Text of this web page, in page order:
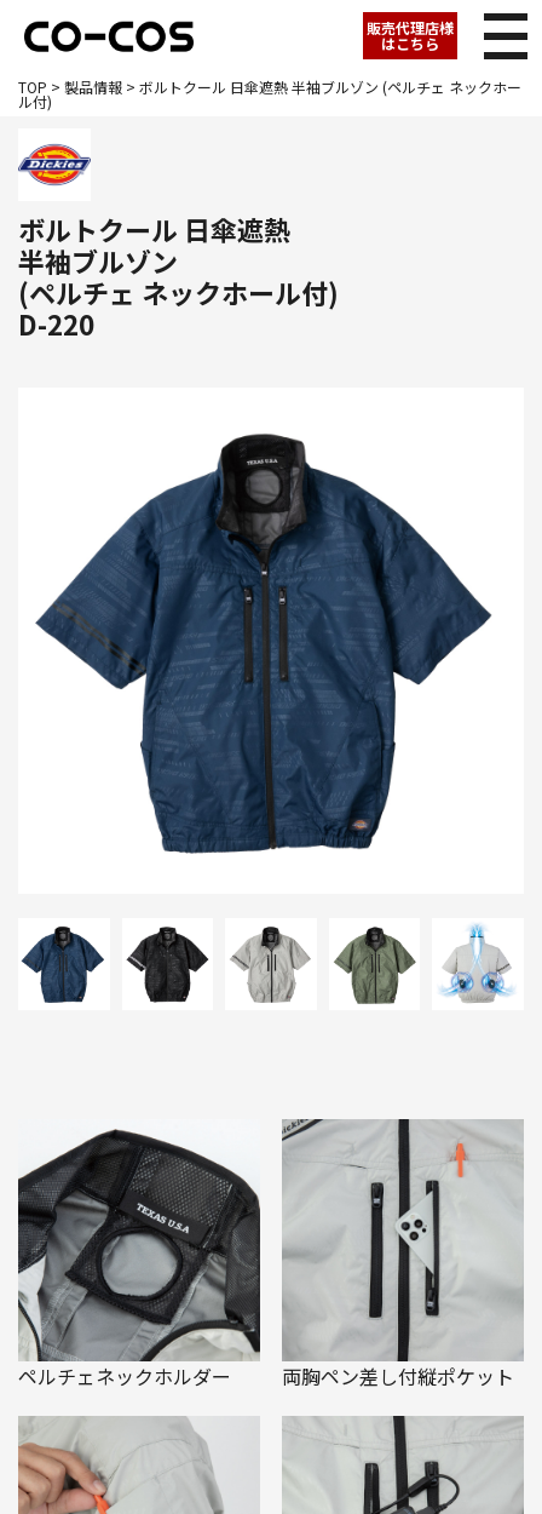
販売代理店様
はこちら
TOP > 製品情報 > ボルトクール 日傘遮熱 半袖ブルゾン (ペルチェ ネックホー
ル付)
ボルトクール 日傘遮熱
半袖ブルゾン
(ペルチェ ネックホール付)
D-220
ペルチェネックホルダー 両胸ペン差し付縦ポケット